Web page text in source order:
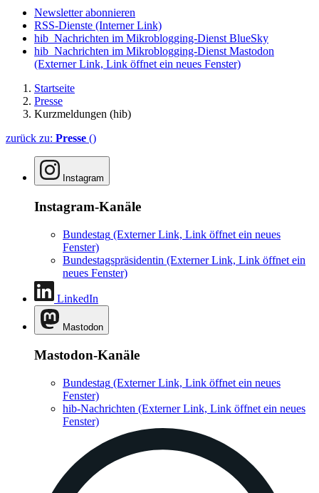
Newsletter abonnieren
RSS-Dienste (Interner Link)
hib_Nachrichten im Mikroblogging-Dienst BlueSky
hib_Nachrichten im Mikroblogging-Dienst Mastodon
(Externer Link, Link öffnet ein neues Fenster)
Startseite
Presse
Kurzmeldungen (hib)
zurück zu: Presse ()
Instagram
Instagram-Kanäle
Bundestag (Externer Link, Link öffnet ein neues
Fenster)
Bundestagspräsidentin (Externer Link, Link öffnet ein
neues Fenster)
LinkedIn
Mastodon
Mastodon-Kanäle
Bundestag (Externer Link, Link öffnet ein neues
Fenster)
hib-Nachrichten (Externer Link, Link öffnet ein neues
Fenster)